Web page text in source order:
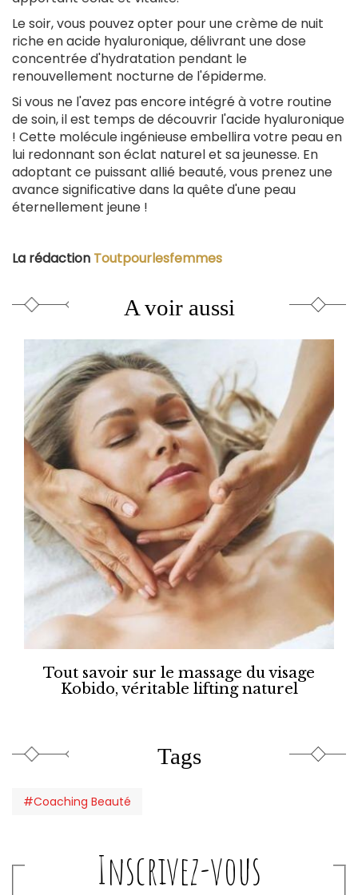
Le soir, vous pouvez opter pour une crème de nuit
riche en acide hyaluronique, délivrant une dose
concentrée d'hydratation pendant le
renouvellement nocturne de l'épiderme.
Si vous ne l'avez pas encore intégré à votre routine
de soin, il est temps de découvrir l'acide hyaluronique
! Cette molécule ingénieuse embellira votre peau en
lui redonnant son éclat naturel et sa jeunesse. En
adoptant ce puissant allié beauté, vous prenez une
avance significative dans la quête d'une peau
éternellement jeune !
La rédaction Toutpourlesfemmes
A voir aussi
Tout savoir sur le massage du visage
Kobido, véritable lifting naturel
Tags
#Coaching Beauté
Inscrivez-vous